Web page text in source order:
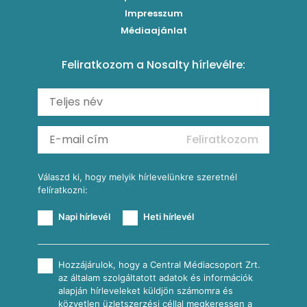
Carbonara
Shakshuka
Ratatouille
Mexikói húsleves kukorica salsával
Almás-kéksajtos kukoricasaláta
Köretek
Reggeli receptek
Impresszum
Médiaajánlat
Feliratkozom a Nosalty hírlevélre:
Feliratkozom
Válaszd ki, hogy melyik hírlevelünkre szeretnél
felíratkozni:
Napi hírlevél Heti hírlevél
Hozzájárulok, hogy a Central Médiacsoport Zrt.
az általam szolgáltatott adatok és információk
alapján hírleveleket küldjön számomra és
közvetlen üzletszerzési céllal megkeressen a